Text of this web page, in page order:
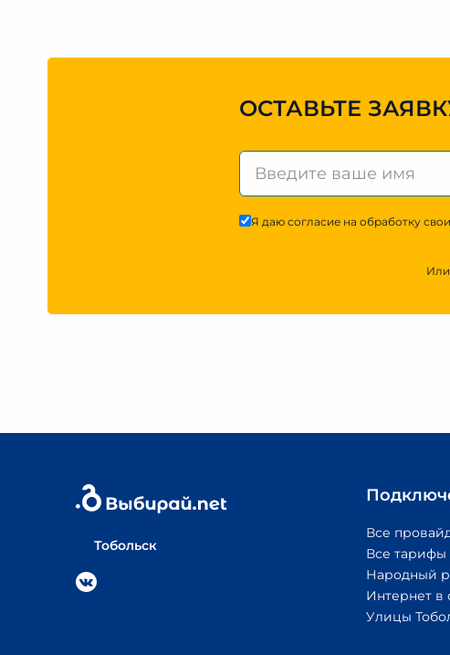
ОСТАВЬТЕ
Я даю согласие на обработку
Тобольск
Все
Все тарифы
Народный
Интернет в
Улицы